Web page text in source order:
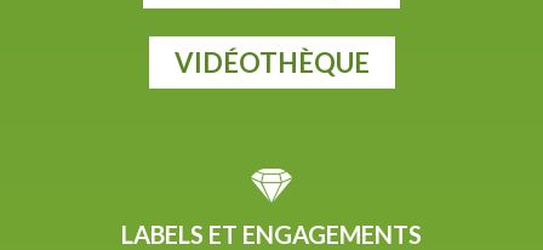
VIDÉOTHÈQUE
LABELS ET ENGAGEMENTS